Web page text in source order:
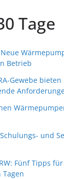
Tage
Betrieb
Gewebe
und
Fünf Tipps